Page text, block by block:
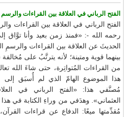
الفتح الرباني في العلاقة بين القراءات
الفتح الرباني في العلاقة بين القراءات
رحمه الله -: «فمنذ زمن بعيد وأنا
الحديثَ عن العلاقة بين القراءات والرسمِ
بينهما قوية ومتينة؛ لأنه يترتَّبُ على
من القراءات المُتواتِرة، حتى شاءَ الله
هذا الموضوع الهامّ الذي لم أُسبَق
مُصنَّفي هذا: «الفتح الرباني في
العثماني». وهدَفي من وراءِ الكتابة في
مُقدِّمتها ميعًا: الدفاع عن قراءات